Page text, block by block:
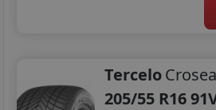
Tercelo
205/55 R16